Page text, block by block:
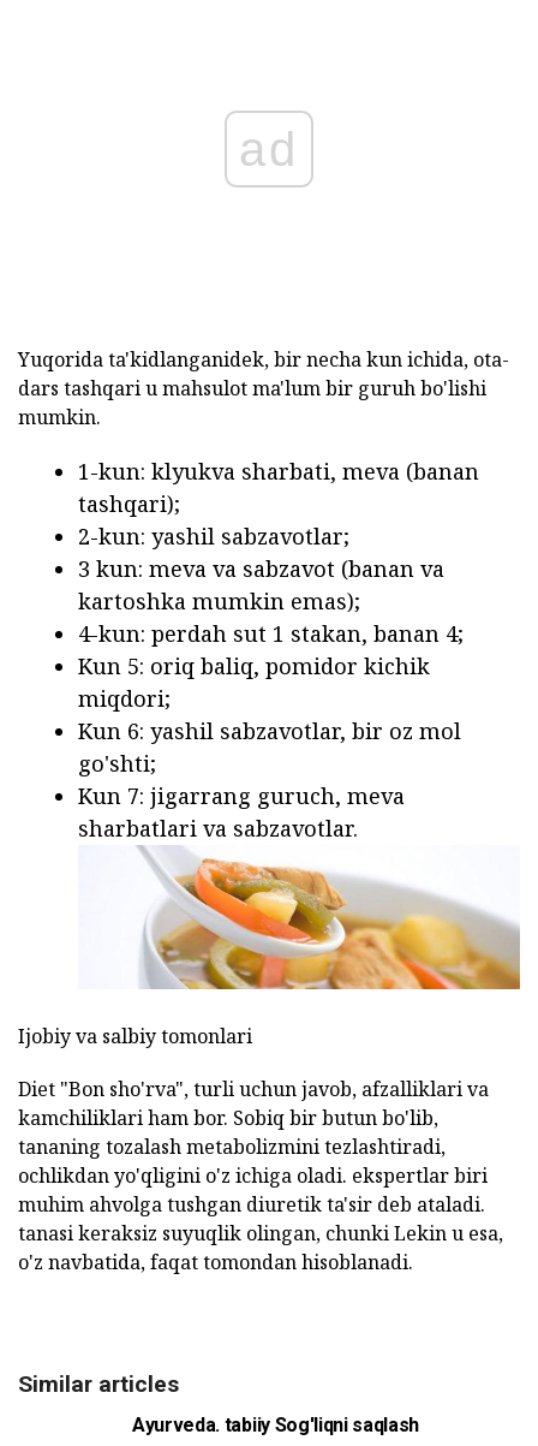
ad
Yuqorida ta'kidlanganidek, bir necha kun ichida, ota-
dars tashqari u mahsulot ma'lum bir guruh bo'lishi
mumkin.
1-kun: klyukva sharbati, meva (banan
tashqari);
2-kun: yashil sabzavotlar;
3 kun: meva va sabzavot (banan va
kartoshka mumkin emas);
4-kun: perdah sut 1 stakan, banan 4;
Kun 5: oriq baliq, pomidor kichik
miqdori;
Kun 6: yashil sabzavotlar, bir oz mol
go'shti;
Kun 7: jigarrang guruch, meva
sharbatlari va sabzavotlar.
Ijobiy va salbiy tomonlari
Diet "Bon sho'rva", turli uchun javob, afzalliklari va
kamchiliklari ham bor. Sobiq bir butun bo'lib,
tananing tozalash metabolizmini tezlashtiradi,
ochlikdan yo'qligini o'z ichiga oladi. ekspertlar biri
muhim ahvolga tushgan diuretik ta'sir deb ataladi.
tanasi keraksiz suyuqlik olingan, chunki Lekin u esa,
o'z navbatida, faqat tomondan hisoblanadi.
Similar articles
Ayurveda. tabiiy Sog'liqni saqlash